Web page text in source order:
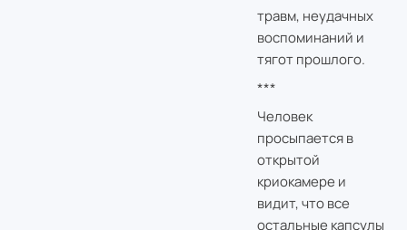
травм, неудачных
воспоминаний и
тягот прошлого.
***
Человек
просыпается в
открытой
криокамере и
видит, что все
остальные капсулы